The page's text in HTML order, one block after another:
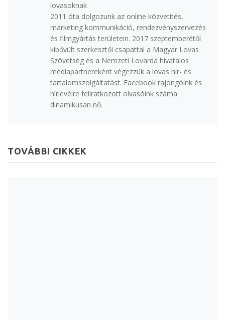
lovasoknak
2011 óta dolgozunk az online közvetítés,
marketing kommunikáció, rendezvényszervezés
és filmgyártás területein. 2017 szeptemberétől
kibővült szerkesztői csapattal a Magyar Lovas
Szövetség és a Nemzeti Lovarda hivatalos
médiapartnereként végezzük a lovas hír- és
tartalomszolgáltatást. Facebook rajongóink és
hírlevélre feliratkozott olvasóink száma
dinamikusan nő.
TOVÁBBI CIKKEK